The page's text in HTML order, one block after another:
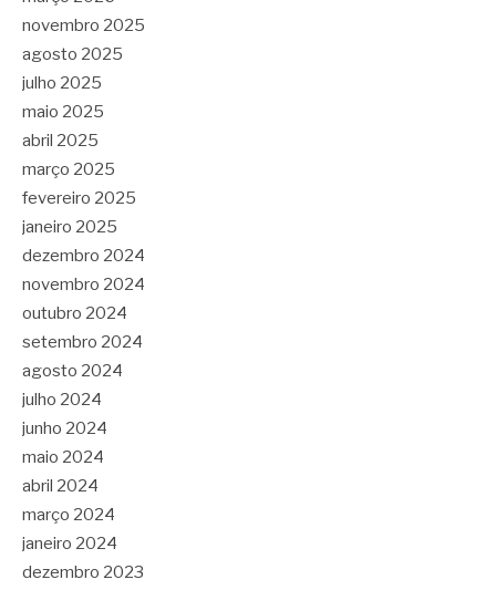
novembro 2025
agosto 2025
julho 2025
maio 2025
abril 2025
março 2025
fevereiro 2025
janeiro 2025
dezembro 2024
novembro 2024
outubro 2024
setembro 2024
agosto 2024
julho 2024
junho 2024
maio 2024
abril 2024
março 2024
janeiro 2024
dezembro 2023